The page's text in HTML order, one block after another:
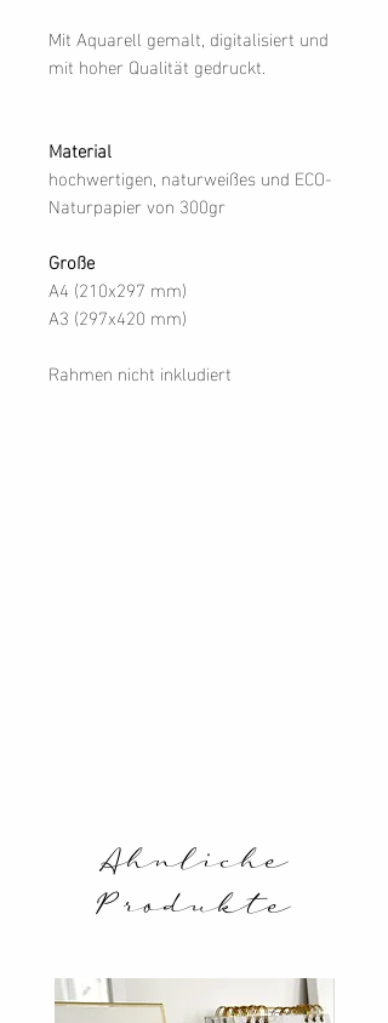
Mit Aquarell gemalt, digitalisiert und
mit hoher Qualität gedruckt.
Material
hochwertigen, naturweißes und ECO-
Naturpapier von 300gr
Große
A4 (210x297 mm)
A3 (297x420 mm)
Rahmen nicht inkludiert
Ahnliche
Produkte